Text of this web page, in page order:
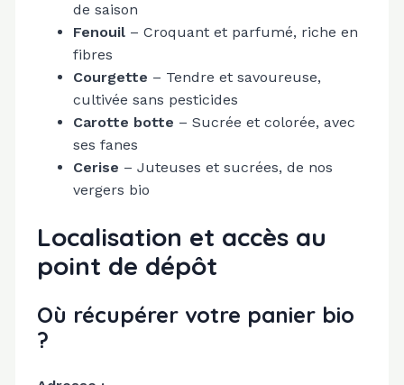
de saison
Fenouil– Croquant et parfumé, riche en
fibres
Courgette – Tendre et savoureuse,
cultivée sans pesticides
Carotte botte – Sucrée et colorée, avec
ses fanes
Cerise – Juteuses et sucrées, de nos
vergers bio
Localisation et accès au
point de dépôt
Où récupérer votre panier bio
?